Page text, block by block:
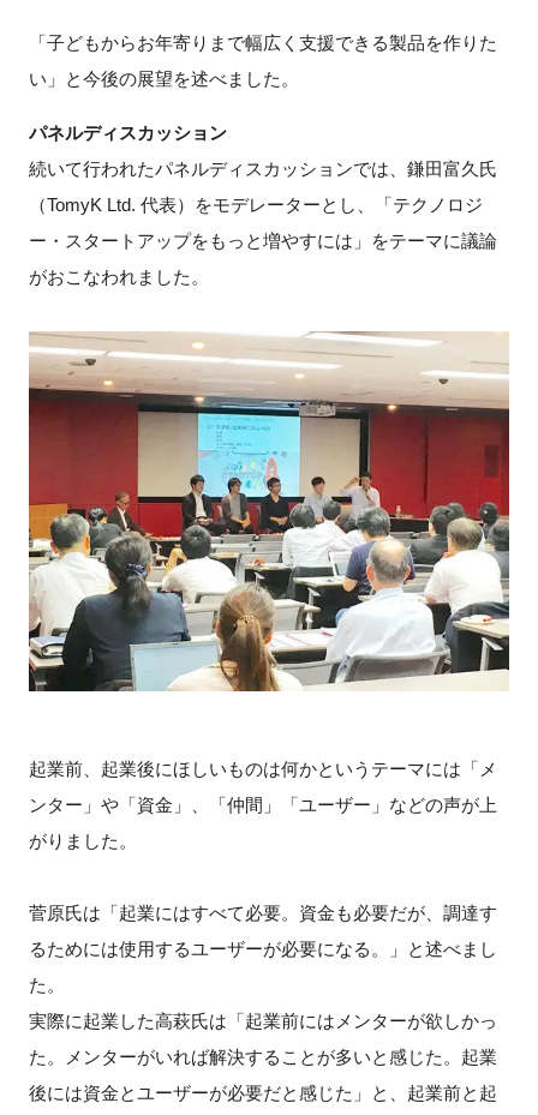
「子どもからお年寄りまで幅広く支援できる製品を作りた
い」と今後の展望を述べました。
パネルディスカッション
続いて行われたパネルディスカッションでは、鎌田富久氏
（TomyK Ltd. 代表）をモデレーターとし、「テクノロジ
ー・スタートアップをもっと増やすには」をテーマに議論
がおこなわれました。
起業前、起業後にほしいものは何かというテーマには「メ
ンター」や「資金」、「仲間」「ユーザー」などの声が上
がりました。
菅原氏は「起業にはすべて必要。資金も必要だが、調達す
るためには使用するユーザーが必要になる。」と述べまし
た。
実際に起業した高萩氏は「起業前にはメンターが欲しかっ
た。メンターがいれば解決することが多いと感じた。起業
後には資金とユーザーが必要だと感じた」と、起業前と起